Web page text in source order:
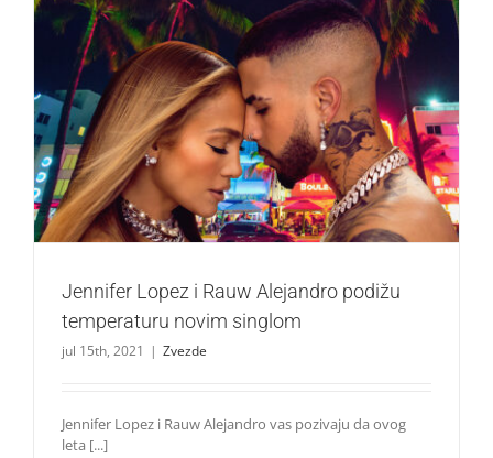
Jennifer Lopez i Rauw Alejandro podižu temperaturu
novim singlom
Zvezde
Jennifer Lopez i Rauw Alejandro podižu
temperaturu novim singlom
jul 15th, 2021 | Zvezde
Jennifer Lopez i Rauw Alejandro vas pozivaju da ovog
leta [...]